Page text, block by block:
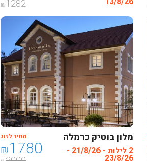
₪1282
מלון בוטיק כרמלה
חיפה 2 לילות - 21/8/26 -
מחיר לזוג
₪1780